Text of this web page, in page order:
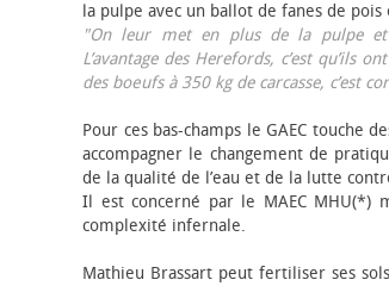
la pulpe avec un ballot de fanes de
"On leur met en plus de la pulpe et
L’avantage des Herefords, c’est qu’ils
des bœufs à 350 kg de carcasse, c’est
Pour ces bas-champs le GAEC touche
accompagner le changement de
de la qualité de l’eau et de la lutte
Il est concerné par le MAEC MHU(*)
complexité infernale.
Mathieu Brassart peut fertiliser ses